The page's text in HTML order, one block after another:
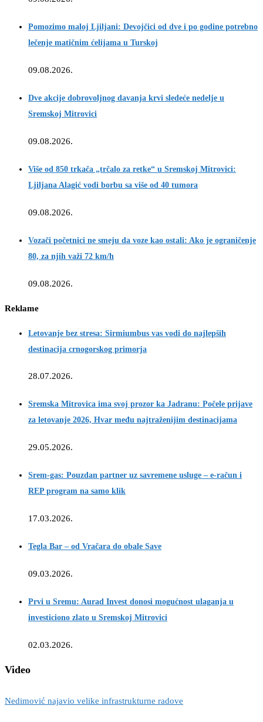
Pomozimo maloj Ljiljani: Devojčici od dve i po godine potrebno
lečenje matičnim ćelijama u Turskoj
09.08.2026.
Dve akcije dobrovoljnog davanja krvi sledeće nedelje u
Sremskoj Mitrovici
09.08.2026.
Više od 850 trkača „trčalo za retke“ u Sremskoj Mitrovici:
Ljiljana Alagić vodi borbu sa više od 40 tumora
09.08.2026.
Vozači početnici ne smeju da voze kao ostali: Ako je ograničenje
80, za njih važi 72 km/h
09.08.2026.
Reklame
Letovanje bez stresa: Sirmiumbus vas vodi do najlepših
destinacija crnogorskog primorja
28.07.2026.
Sremska Mitrovica ima svoj prozor ka Jadranu: Počele prijave
za letovanje 2026, Hvar među najtraženijim destinacijama
29.05.2026.
Srem-gas: Pouzdan partner uz savremene usluge – e-račun i
REP program na samo klik
17.03.2026.
Tegla Bar – od Vračara do obale Save
09.03.2026.
Prvi u Sremu: Aurad Invest donosi mogućnost ulaganja u
investiciono zlato u Sremskoj Mitrovici
02.03.2026.
Video
Nedimović najavio velike infrastrukturne radove